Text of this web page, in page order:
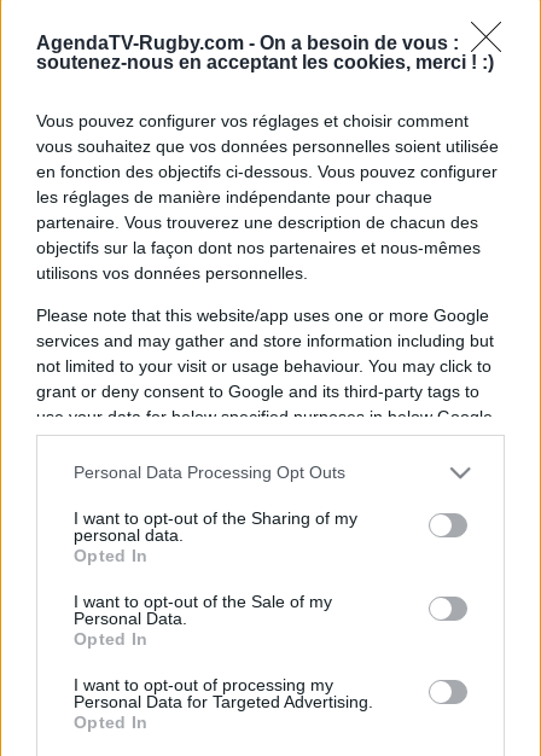
AgendaTV-Rugby.com - On a besoin de vous :
soutenez-nous en acceptant les cookies, merci ! :)
Vous pouvez configurer vos réglages et choisir comment
vous souhaitez que vos données personnelles soient utilisée
en fonction des objectifs ci-dessous. Vous pouvez configurer
les réglages de manière indépendante pour chaque
partenaire. Vous trouverez une description de chacun des
objectifs sur la façon dont nos partenaires et nous-mêmes
utilisons vos données personnelles.
Please note that this website/app uses one or more Google
services and may gather and store information including but
not limited to your visit or usage behaviour. You may click to
grant or deny consent to Google and its third-party tags to
use your data for below specified purposes in below Google
consent section.
Personal Data Processing Opt Outs
I want to opt-out of the Sharing of my
personal data.
Opted In
I want to opt-out of the Sale of my
Personal Data.
Opted In
I want to opt-out of processing my
Personal Data for Targeted Advertising.
Opted In
Programme TV Rugby>Nations Championship>
Samedi 18 Juillet